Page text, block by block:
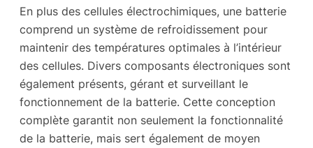
En plus des cellules électrochimiques, une batterie
comprend un système de refroidissement pour
maintenir des températures optimales à l’intérieur
des cellules. Divers composants électroniques sont
également présents, gérant et surveillant le
fonctionnement de la batterie. Cette conception
complète garantit non seulement la fonctionnalité
de la batterie, mais sert également de moyen